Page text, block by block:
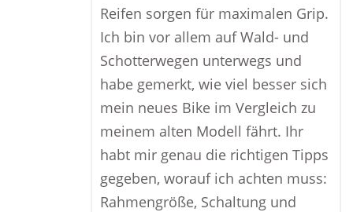
Reifen sorgen für maximalen Grip.
Ich bin vor allem auf Wald- und
Schotterwegen unterwegs und
habe gemerkt, wie viel besser sich
mein neues Bike im Vergleich zu
meinem alten Modell fährt. Ihr
habt mir genau die richtigen Tipps
gegeben, worauf ich achten muss:
Rahmengröße, Schaltung und